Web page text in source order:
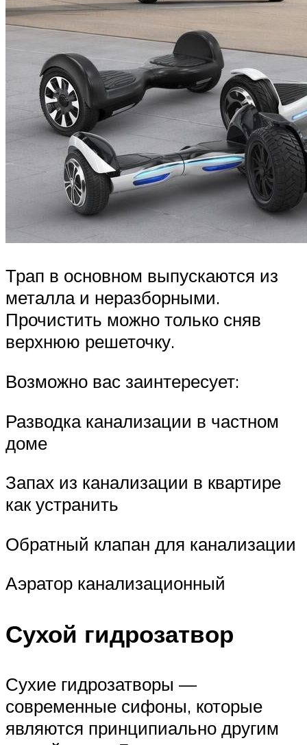
Трап в основном выпускаются из
металла и неразборными.
Прочистить можно только сняв
верхнюю решеточку.
Возможно вас заинтересует:
Разводка канализации в частном
доме
Запах из канализации в квартире
как устранить
Обратный клапан для канализации
Аэратор канализационный
Сухой гидрозатвор
Сухие гидрозатворы —
современные сифоны, которые
являются принципиально другим